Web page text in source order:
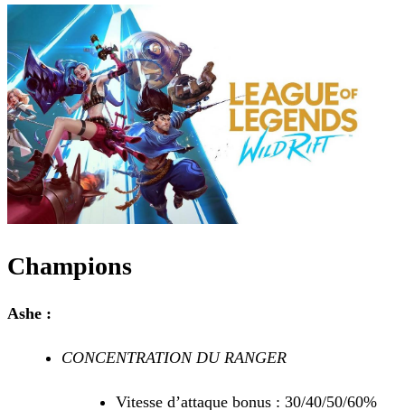
Champions
Ashe :
CONCENTRATION DU RANGER
Vitesse d’attaque bonus : 30/40/50/60%